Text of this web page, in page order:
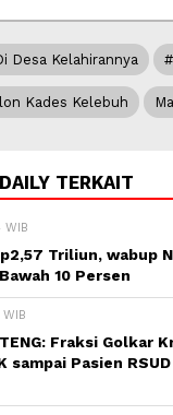
Desa Kelahirannya
Kades Kelebuh
TERKAIT
WIB
Triliun, wabup
10 Persen
Fraksi Golkar
sampai Pasien